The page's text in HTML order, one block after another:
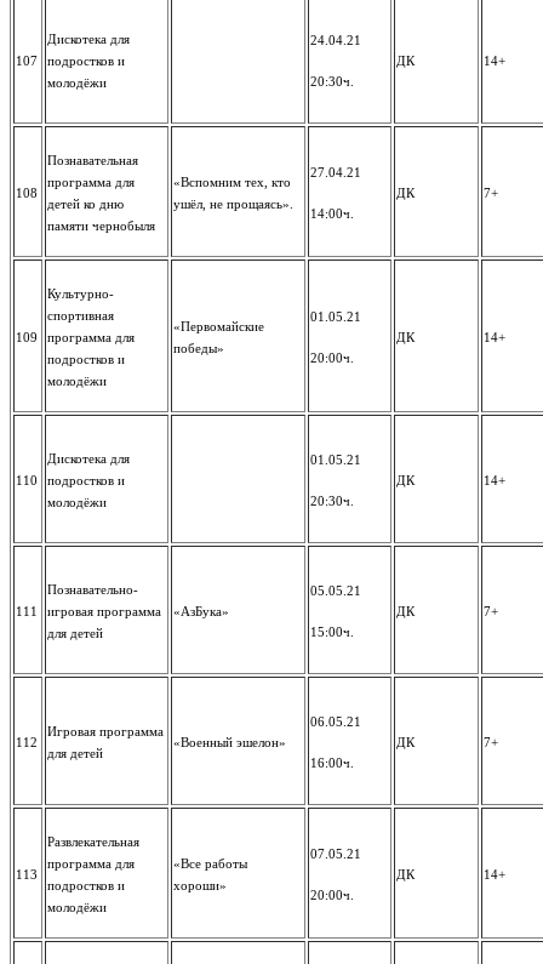
107
Дискотека для
подростков и
молодёжи
24.04.21
20:30ч.
ДК 14+
108
Познавательная
программа для
детей ко дню
памяти чернобыля
«Вспомним тех, кто
ушёл, не прощаясь».
27.04.21
14:00ч.
ДК 7+
109
Культурно-
спортивная
программа для
подростков и
молодёжи
«Первомайские
победы»
01.05.21
20:00ч.
ДК 14+
110
Дискотека для
подростков и
молодёжи
01.05.21
20:30ч.
ДК 14+
111
Познавательно-
игровая программа
для детей
«АзБука»
05.05.21
15:00ч.
ДК 7+
112
Игровая программа
для детей
«Военный эшелон»
06.05.21
16:00ч.
ДК 7+
113
Развлекательная
программа для
подростков и
молодёжи
«Все работы
хороши»
07.05.21
20:00ч.
ДК 14+